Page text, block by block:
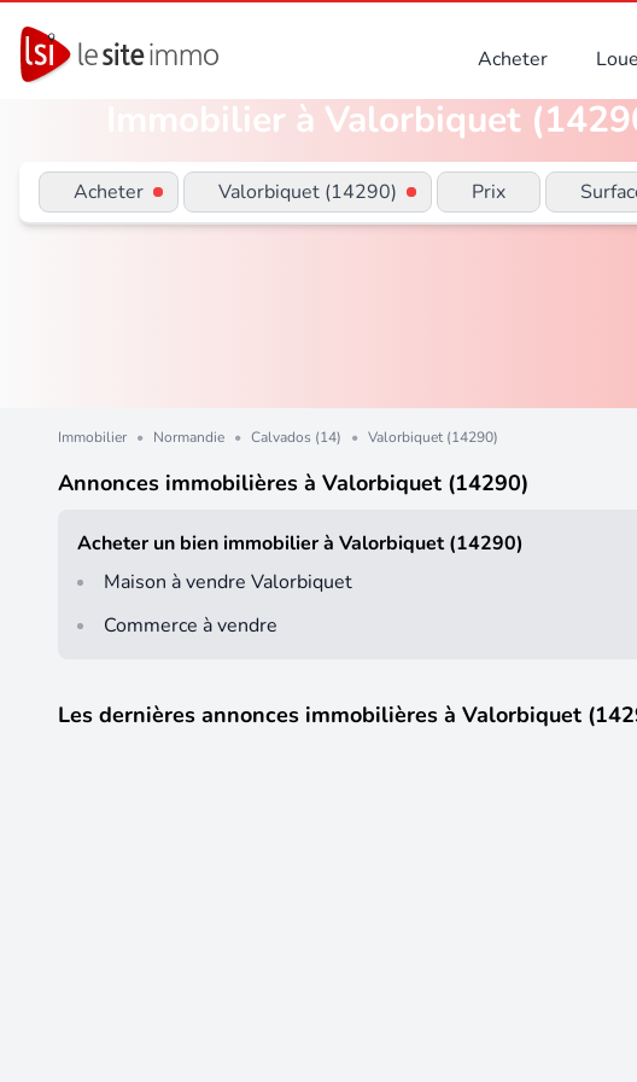
Acheter
Immobilier à Valorbiquet
Acheter Valorbiquet (14290) Prix
Immobilier • Normandie • Calvados (14) • Valorbiquet (14290)
Annonces immobilières à Valorbiquet (14290)
Acheter un bien immobilier à Valorbiquet (14290)
Maison à vendre Valorbiquet
Commerce à vendre
Les dernières annonces immobilières à Valorbiquet